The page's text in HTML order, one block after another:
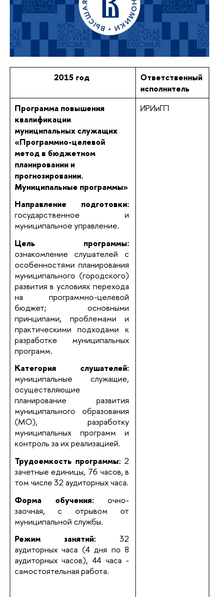
2015 год
Ответственный
исполнитель
Программа повышения
квалификации
муниципальных служащих
«Программно-целевой
метод в бюджетном
планировании и
прогнозировании.
Муниципальные программы»
Направление подготовки:
государственное и
муниципальное управление.
Цель программы:
ознакомление слушателей с
особенностями планирования
муниципального (городского)
развития в условиях перехода
на программно-целевой
бюджет; основными
принципами, проблемами и
практическими подходами к
разработке муниципальных
программ.
Категория слушателей:
муниципальные служащие,
осуществляющие
планирование развития
муниципального образования
(МО), разработку
муниципальных программ и
контроль за их реализацией.
Трудоемкость программы: 2
зачетные единицы, 76 часов, в
том числе 32 аудиторных часа.
Форма обучения:очно-
заочная, с отрывом от
муниципальной службы.
Режим занятий:32
аудиторных часа (4 дня по 8
аудиторных часов), 44 часа -
самостоятельная работа.
ИРИиГП